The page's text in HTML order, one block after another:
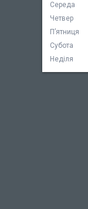
Середа
Четвер
Пʼятниця
Субота
Неділя